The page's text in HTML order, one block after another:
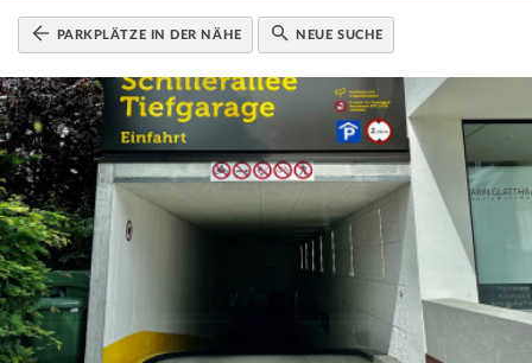
Anmelden
PARKPLÄTZE IN DER NÄHE NEUE SUCHE